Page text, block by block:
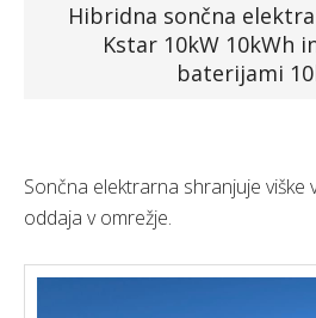
Zaščita, kabli, konektorji
Spletna trgovina »
Hibridna sončna
Kstar 10kW 10kWh
baterijami
Sončna elektrarna shranjuje viške
oddaja v omrežje.